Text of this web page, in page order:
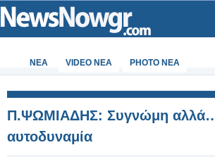
ΝΕΑ VIDEO NEA PHOTO NEA
Π.ΨΩΜΙΑΔΗΣ: Συγνώμη
αυτοδυναμία